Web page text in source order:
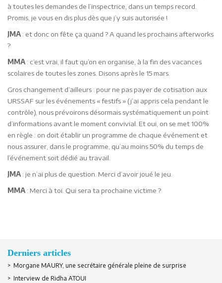
à toutes les demandes de l’inspectrice, dans un temps record.
Promis, je vous en dis plus dès que j’y suis autorisée !
JMA : et donc on fête ça quand ? A quand les prochains afterworks
?
MMA : c’est vrai, il faut qu’on en organise, à la fin des vacances
scolaires de toutes les zones. Disons après le 15 mars.
Gros changement d’ailleurs : pour ne pas payer de cotisation aux
URSSAF sur les événements « festifs » (j’ai appris cela pendant le
contrôle), nous prévoirons désormais systématiquement un point
d’informations avant le moment convivial. Et oui, on se met 100%
en règle : on doit établir un programme de chaque événement et
nous assurer, dans le programme, qu’au moins 50% du temps de
l’événement soit dédié au travail.
JMA : je n’ai plus de question. Merci d’avoir joué le jeu.
MMA : Merci à toi. Qui sera ta prochaine victime ?
Derniers articles
> Morgane MAURY, une secrétaire générale pleine de surprise
> Interview de Ridha ATOUI